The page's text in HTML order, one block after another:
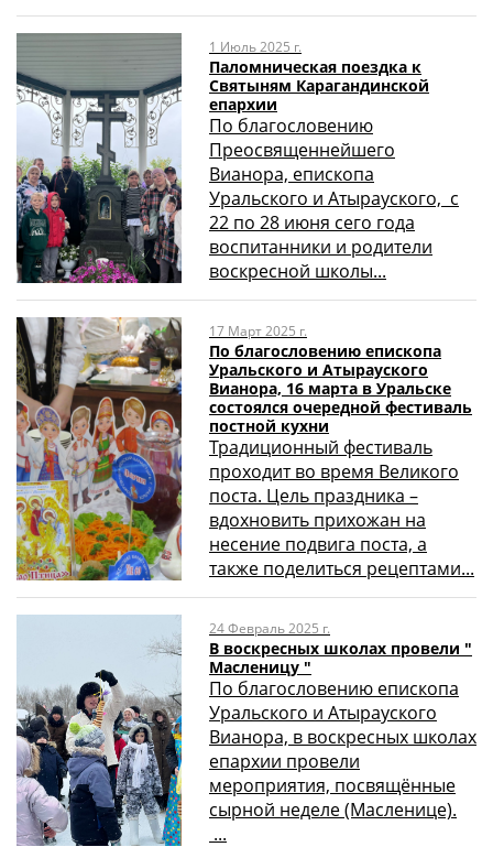
1 Июль 2025 г.
Паломническая поездка к
Святыням Карагандинской
епархии
По благословению
Преосвященнейшего
Вианора, епископа
Уральского и Атырауского, с
22 по 28 июня сего года
воспитанники и родители
воскресной школы...
17 Март 2025 г.
По благословению епископа
Уральского и Атырауского
Вианора, 16 марта в Уральске
состоялся очередной фестиваль
постной кухни
Традиционный фестиваль
проходит во время Великого
поста. Цель праздника –
вдохновить прихожан на
несение подвига поста, а
также поделиться рецептами...
24 Февраль 2025 г.
В воскресных школах провели "
Масленицу "
По благословению епископа
Уральского и Атырауского
Вианора, в воскресных школах
епархии провели
мероприятия, посвящённые
сырной неделе (Масленице).
...